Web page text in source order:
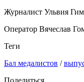
Журналист Ульвия
Оператор Вячеслав
Теги
Бал медалистов /